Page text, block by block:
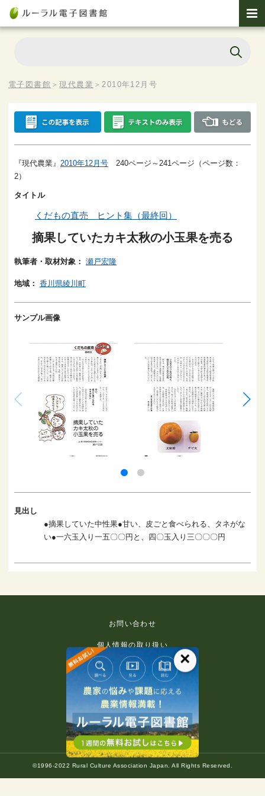
電子図書館 ＞現代農業 ＞2010年12月号
『現代農業』 2010年12月号 240ページ～241ページ（ページ数：
2）
タイトル
くだもの直売 ヒント集（最終回）
摘果していたカキ太秋の小玉果を売る
執筆者・取材対象： 瀬戸宏隆
地域： 香川県綾川町
サンプル画像
見出し
●摘果していた中性果●甘い、皮ごと食べられる、タネがな
い●一六玉入り一五〇〇円と、四〇玉入り三〇〇〇円
お問い合わせ
個人情報の取り扱い
免責事項
利用規約
推奨環境
著作権等について
©1996-2022 Rural Culture Association Japan. All Rights Reserved.
×